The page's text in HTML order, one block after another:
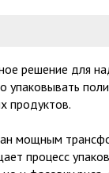
решение для
упаковывать
продуктов.
мощным
процесс